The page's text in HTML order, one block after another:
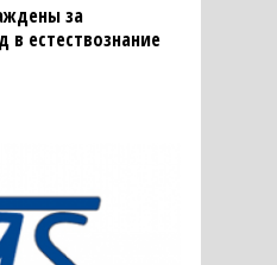
за
естествознание